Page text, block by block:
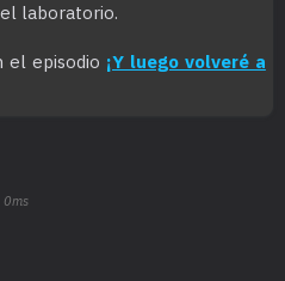
laboratorio.
el episodio ¡Y luego volveré a
0ms